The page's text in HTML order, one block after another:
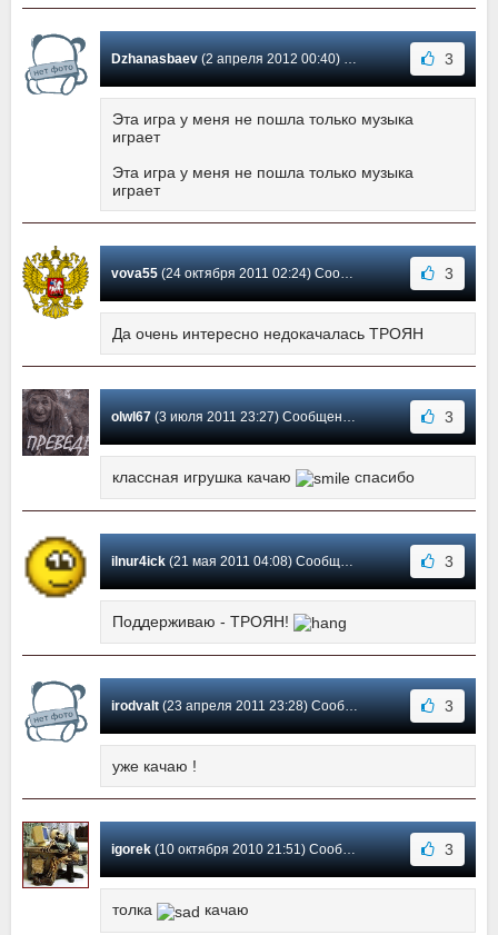
Dzhanasbaev(2 апреля 2012 00:40) Сообщение #23 3
Эта игра у меня не пошла только музыка
играет
Эта игра у меня не пошла только музыка
играет
vova55(24 октября 2011 02:24) Сообщение #22 3
Да очень интересно недокачалась ТРОЯН
olwl67(3 июля 2011 23:27) Сообщение #21 3
классная игрушка качаю спасибо
ilnur4ick(21 мая 2011 04:08) Сообщение #20 3
Поддерживаю - ТРОЯН!
irodvalt(23 апреля 2011 23:28) Сообщение #19 3
уже качаю !
igorek(10 октября 2010 21:51) Сообщение #18 3
толка качаю